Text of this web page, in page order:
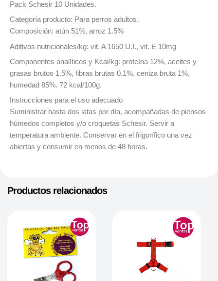
Pack Schesir 10 Unidades.
Categoría producto: Para perros adultos.
Composición: atún 51%, arroz 1.5%
Aditivos nutricionales/kg: vit. A 1650 U.I., vit. E 10mg
Componentes analíticos y Kcal/kg: proteína 12%, aceites y
grasas brutos 1.5%, fibras brutas 0.1%, ceniza bruta 1%,
humedad 85%. 72 kcal/100g.
Instrucciones para el uso adecuado
Suministrar hasta dos latas por día, acompañadas de piensos
húmedos completos y/o croquetas Schesir. Servir a
temperatura ambiente. Conservar en el frigorífico una vez
abiertas y consumir en menos de 48 horas.
Productos relacionados